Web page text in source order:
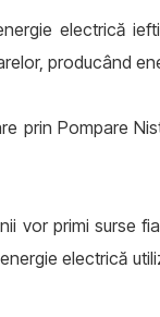
electrică
producând
prin Pompare
vor primi surse
electrică